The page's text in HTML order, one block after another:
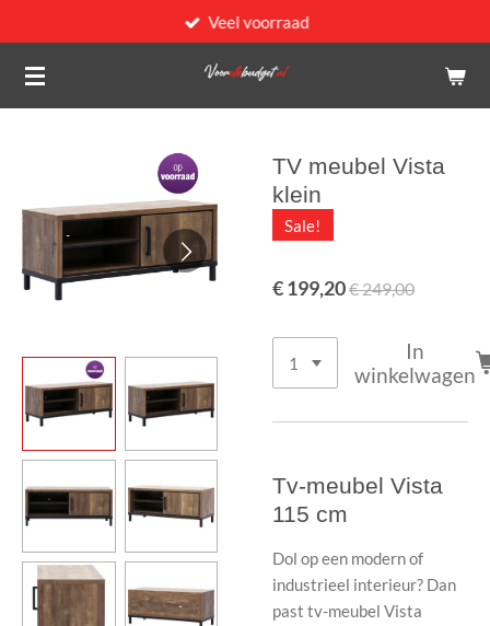
direct
naar
Veel voorraad
TV meubel Vista
klein
Sale!
€ 199,20€ 249,00
In
winkelwagen
Tv-meubel Vista
115 cm
Dol op een modern of
industrieel interieur? Dan
past tv-meubel Vista